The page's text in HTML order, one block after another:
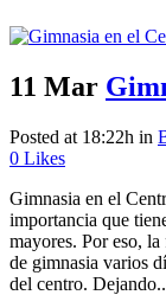
11 Mar
Posted at 18:22h in
0 Likes
Gimnasia en el
importancia que
mayores. Por eso,
de gimnasia varios
del centro.